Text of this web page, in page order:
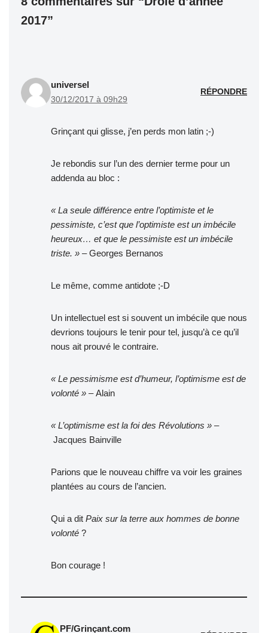
2017”
universel
30/12/2017 à 09h29
RÉPONDRE
Grinçant qui glisse, j’en perds mon latin ;-)
Je rebondis sur l’un des dernier terme pour un
addenda au bloc :
« La seule différence entre l’optimiste et le
pessimiste, c’est que l’optimiste est un imbécile
heureux… et que le pessimiste est un imbécile
triste. » – Georges Bernanos
Le même, comme antidote ;-D
Un intellectuel est si souvent un imbécile que nous
devrions toujours le tenir pour tel, jusqu’à ce qu’il
nous ait prouvé le contraire.
« Le pessimisme est d’humeur, l’optimisme est de
volonté » – Alain
« L’optimisme est la foi des Révolutions » –
Jacques Bainville
Parions que le nouveau chiffre va voir les graines
plantées au cours de l’ancien.
Qui a dit Paix sur la terre aux hommes de bonne
volonté ?
Bon courage !
PF/Grinçant.com